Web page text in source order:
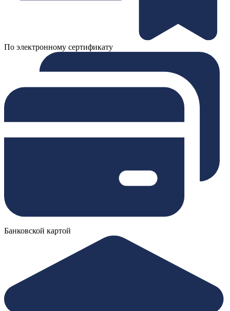
По электронному сертификату
Банковской картой